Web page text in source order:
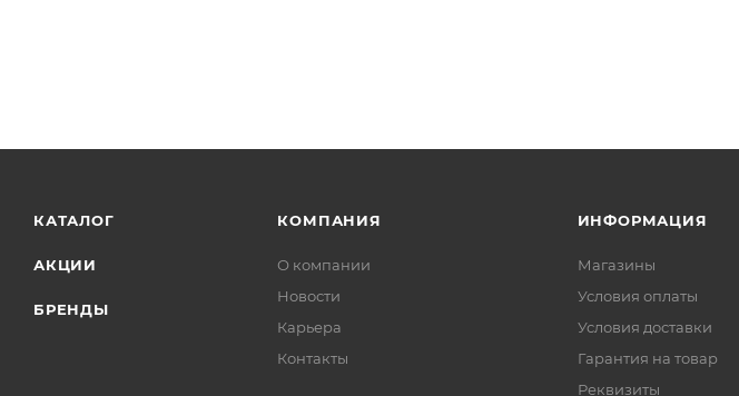
КАТАЛОГ
АКЦИИ
БРЕНДЫ
КОМПАНИЯ
О компании
Новости
Карьера
Контакты
ИНФОРМАЦИЯ
Магазины
Условия оплаты
Условия доставки
Гарантия на товар
Реквизиты